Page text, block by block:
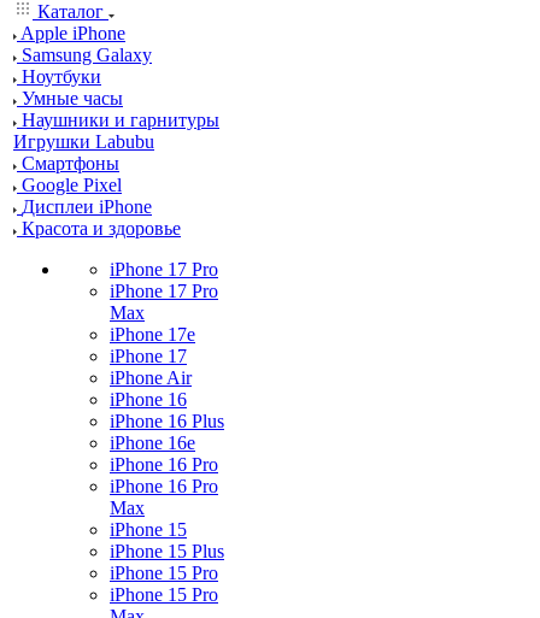
Каталог
Apple iPhone
Samsung Galaxy
Ноутбуки
Умные часы
Наушники и гарнитуры
Игрушки Labubu
Смартфоны
Google Pixel
Дисплеи iPhone
Красота и здоровье
iPhone 17 Pro
iPhone 17 Pro
Max
iPhone 17e
iPhone 17
iPhone Air
iPhone 16
iPhone 16 Plus
iPhone 16e
iPhone 16 Pro
iPhone 16 Pro
Max
iPhone 15
iPhone 15 Plus
iPhone 15 Pro
iPhone 15 Pro